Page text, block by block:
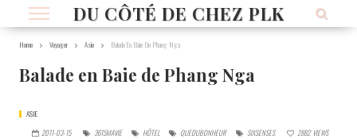
DU CÔTÉ DE CHEZ PLK
Home Voyager Asie Balade En Baie De Phang Nga
Balade en Baie de Phang Nga
ASIE
2011-03-15
3615MAVIE HÔTEL QUEDUBONHEUR SIXSENSES 2882 VIEWS